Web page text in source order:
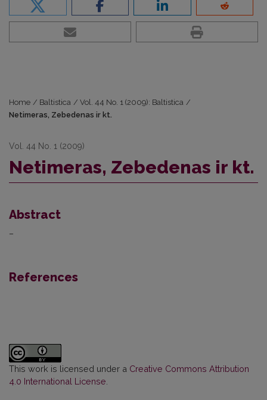
Home / Baltistica / Vol. 44 No. 1 (2009): Baltistica /
Netimeras, Zebedenas ir kt.
Vol. 44 No. 1 (2009)
Netimeras, Zebedenas ir kt.
Abstract
–
References
This work is licensed under a Creative Commons Attribution
4.0 International License.